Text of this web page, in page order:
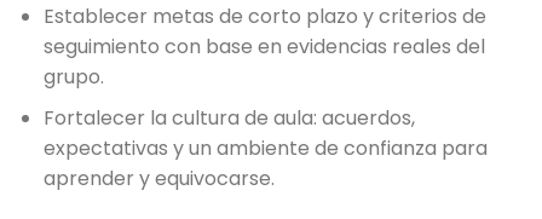
Establecer metas de corto plazo y criterios de
seguimiento con base en evidencias reales del
grupo.
Fortalecer la cultura de aula: acuerdos,
expectativas y un ambiente de confianza para
aprender y equivocarse.